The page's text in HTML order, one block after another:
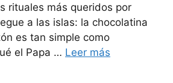
rituales más queridos por
a las islas: la chocolatina
es tan simple como
el Papa … Leer más